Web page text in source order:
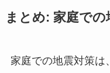
まとめ: 家庭で
家庭での地震対策は